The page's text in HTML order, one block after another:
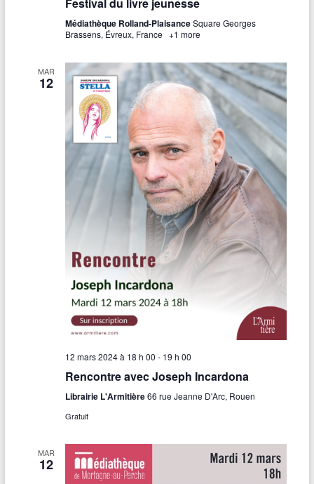
Festival du livre jeunesse
Médiathèque Rolland-PlaisanceSquare Georges
Brassens, Évreux, France +1 more
MAR
12
12 mars 2024 à 18 h 00 - 19 h 00
Rencontre avec Joseph Incardona
Librairie L'Armitière66 rue Jeanne D'Arc, Rouen
Gratuit
MAR
12